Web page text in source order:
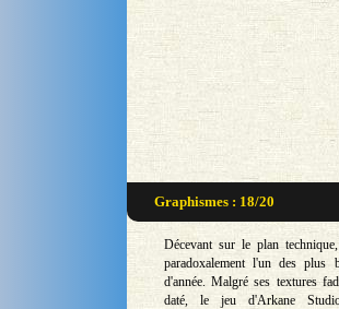
Graphismes : 18/20
Décevant sur le plan
paradoxalement l'un des
d'année. Malgré ses textures
daté, le jeu d'Arkane